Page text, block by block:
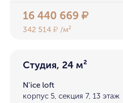
16 440 669₽
342 514₽ /м²
Студия, 24 м²
N’ice loft
корпус 5, секция 7, 13 этаж